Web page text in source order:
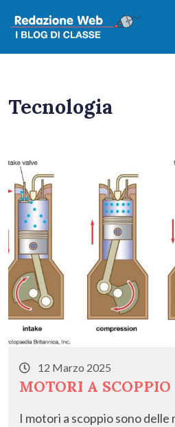
Tecnologia
12 Marzo 2025
MOTORI A SCOPPIO
I motori a scoppio sono delle